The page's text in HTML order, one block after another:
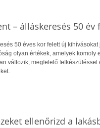
– álláskeresés 50 év
50 éves kor felett új
olyan értékek, amelyek komoly
változik, megfelelő
ellenőrizd a